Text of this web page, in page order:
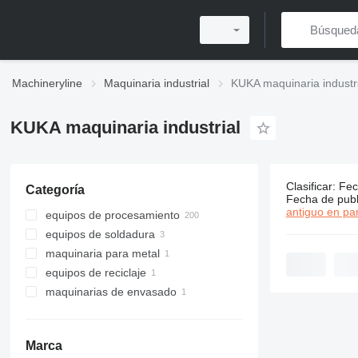
Machineryline Maquinaria industrial KUKA maquinaria
KUKA maquinaria industrial
Categoría
equipos de procesamiento
robots industriales
equipos de soldadura
manipuladores de soldadura
posicionadores de soldadura
maquinaria para metal
centros de mecanizado
equipos de reciclaje
otros equipos de reciclaje
maquinarias de envasado
Marca
206
Clasificar:
Fecha de
antiguo en